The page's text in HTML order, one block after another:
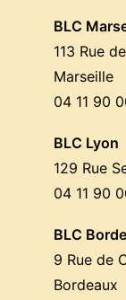
BLC
113 Rue
Marseille
04 11 90
BLC Lyon
129 Rue
04 11 90
BLC
9 Rue de
Bordeaux